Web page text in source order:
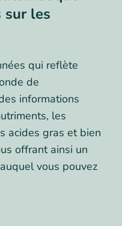
sur les
qui reflète
de
informations
les
acides gras et bien
offrant ainsi un
vous pouvez